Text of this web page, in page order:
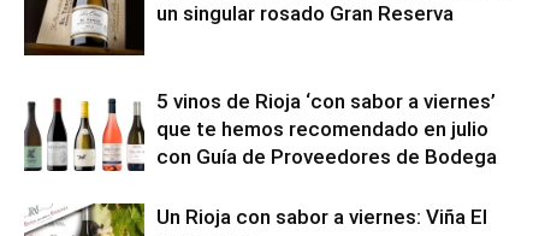
un singular rosado Gran Reserva
5 vinos de Rioja ‘con sabor a viernes’
que te hemos recomendado en julio
con Guía de Proveedores de Bodega
Un Rioja con sabor a viernes: Viña El